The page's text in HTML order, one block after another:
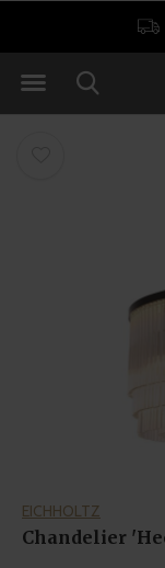
EICHHOLTZ
Chandelier